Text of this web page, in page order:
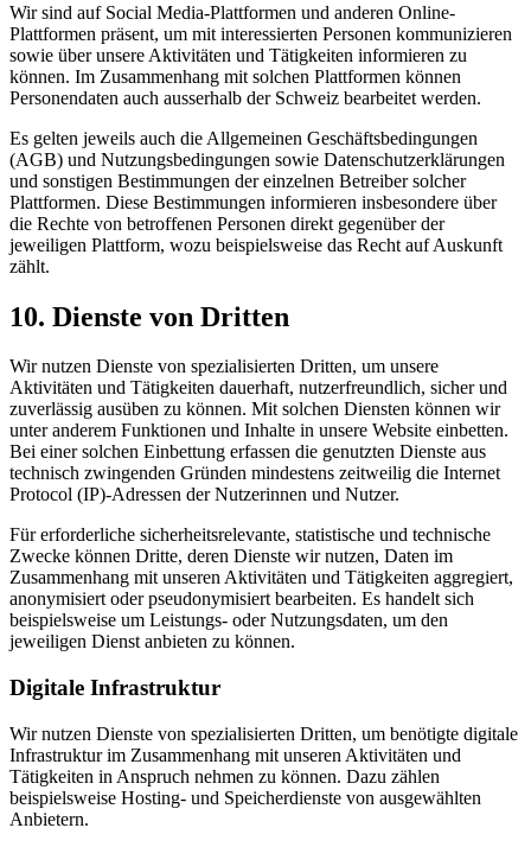
Wir sind auf Social Media-Plattformen und anderen Online-
Plattformen präsent, um mit interessierten Personen kommunizieren
sowie über unsere Aktivitäten und Tätigkeiten informieren zu
können. Im Zusammenhang mit solchen Plattformen können
Personendaten auch ausserhalb der Schweiz bearbeitet werden.
Es gelten jeweils auch die Allgemeinen Geschäftsbedingungen
(AGB) und Nutzungsbedingungen sowie Datenschutzerklärungen
und sonstigen Bestimmungen der einzelnen Betreiber solcher
Plattformen. Diese Bestimmungen informieren insbesondere über
die Rechte von betroffenen Personen direkt gegenüber der
jeweiligen Plattform, wozu beispielsweise das Recht auf Auskunft
zählt.
10. Dienste von Dritten
Wir nutzen Dienste von spezialisierten Dritten, um unsere
Aktivitäten und Tätigkeiten dauerhaft, nutzerfreundlich, sicher und
zuverlässig ausüben zu können. Mit solchen Diensten können wir
unter anderem Funktionen und Inhalte in unsere Website einbetten.
Bei einer solchen Einbettung erfassen die genutzten Dienste aus
technisch zwingenden Gründen mindestens zeitweilig die Internet
Protocol (IP)-Adressen der Nutzerinnen und Nutzer.
Für erforderliche sicherheitsrelevante, statistische und technische
Zwecke können Dritte, deren Dienste wir nutzen, Daten im
Zusammenhang mit unseren Aktivitäten und Tätigkeiten aggregiert,
anonymisiert oder pseudonymisiert bearbeiten. Es handelt sich
beispielsweise um Leistungs- oder Nutzungsdaten, um den
jeweiligen Dienst anbieten zu können.
Digitale Infrastruktur
Wir nutzen Dienste von spezialisierten Dritten, um benötigte digitale
Infrastruktur im Zusammenhang mit unseren Aktivitäten und
Tätigkeiten in Anspruch nehmen zu können. Dazu zählen
beispielsweise Hosting- und Speicherdienste von ausgewählten
Anbietern.